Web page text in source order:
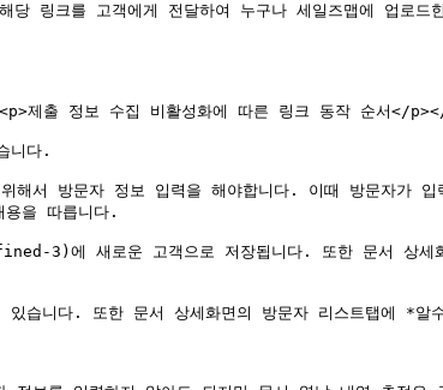
링크를 고객에게 전달하여 누구나 세일즈맵에 업로
출 정보 수집 비활성화에 따른 링크 동작 순서</
니다.
서 방문자 정보 입력을 해야합니다. 이때 방문자가 입
을 따릅니다.
3)에 새로운 고객으로 저장됩니다. 또한 문서
습니다. 또한 문서 상세화면의 방문자 리스트탭에 *